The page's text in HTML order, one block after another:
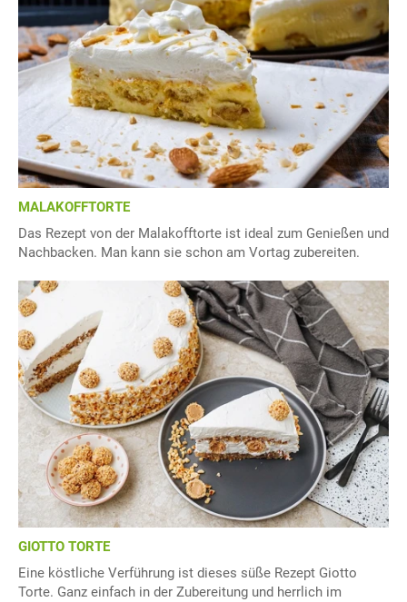
MALAKOFFTORTE
Das Rezept von der Malakofftorte ist ideal zum Genießen und
Nachbacken. Man kann sie schon am Vortag zubereiten.
GIOTTO TORTE
Eine köstliche Verführung ist dieses süße Rezept Giotto
Torte. Ganz einfach in der Zubereitung und herrlich im